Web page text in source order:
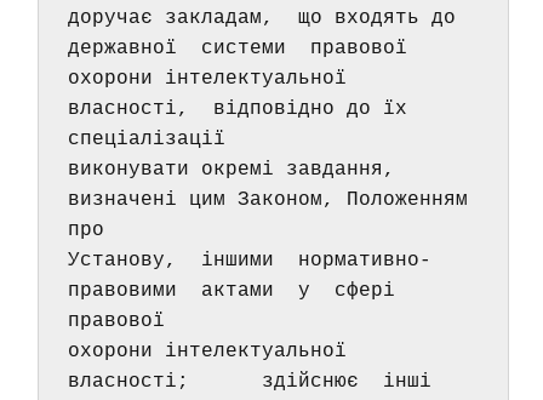
доручає закладам,  що входять до
державної  системи  правової
охорони інтелектуальної
власності,  відповідно до їх
спеціалізації
виконувати окремі завдання,
визначені цим Законом, Положенням
про
Установу,  іншими  нормативно-
правовими  актами  у  сфері
правової
охорони інтелектуальної
власності;      здійснює  інші